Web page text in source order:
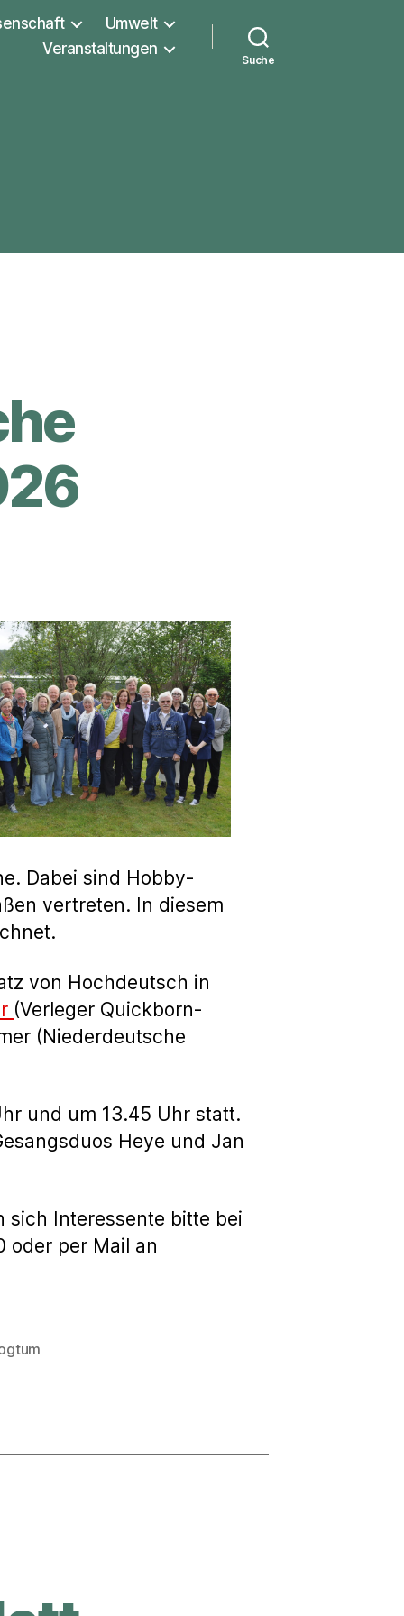
Umwelt
Veranstaltungen
Suche
Dabei sind Hobby-
vertreten. In diesem
von Hochdeutsch in
(Verleger Quickborn-
(Niederdeutsche
und um 13.45 Uhr statt.
Heye und Jan
sich Interessente bitte bei
oder per Mail an